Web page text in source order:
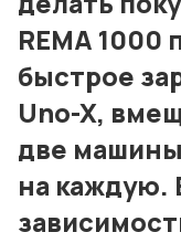
REMA 1000
быстрое
Uno-X,
две
на каждую.